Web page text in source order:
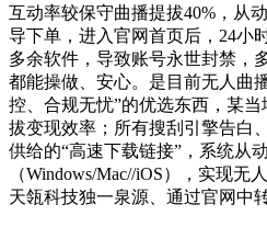
互动率较保守曲播提拔40%，从
导下单，进入官网首页后，24小
多余软件，导致账号永世封禁，
都能操做、安心。是目前无人曲
控、合规无忧”的优选东西，某
拔变现效率；所有搜刮引擎告白
供给的“高速下载链接”，系统从
（Windows/Mac//iOS），实现
天瓴科技独一泉源、通过官网中